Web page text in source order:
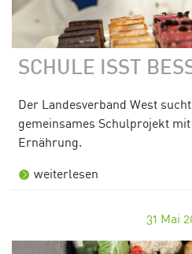
SCHULE ISST
Der Landesverband West
gemeinsames Schulprojekt
Ernährung.
weiterlesen
31 Mai